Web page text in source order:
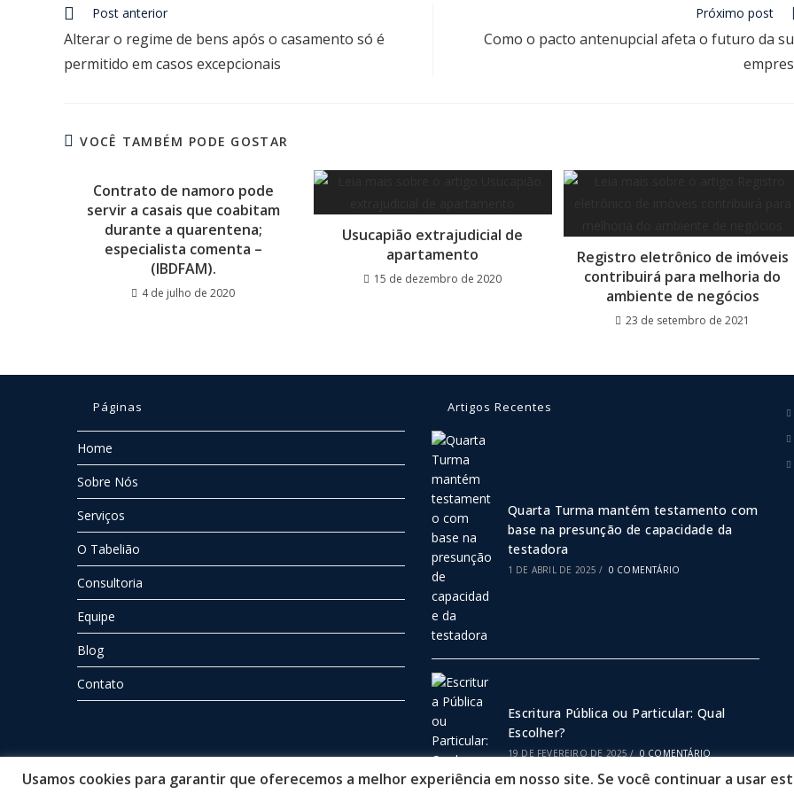
Post anterior
Alterar o regime de bens após o casamento só é
permitido em casos excepcionais
Próximo post
Como o pacto antenupcial afeta o futuro da
VOCÊ TAMBÉM PODE GOSTAR
Contrato de namoro pode
servir a casais que coabitam
durante a quarentena;
especialista comenta –
(IBDFAM).
4 de julho de 2020
Usucapião extrajudicial de
apartamento
15 de dezembro de 2020
Registro eletrônico de imóveis
contribuirá para melhoria do
ambiente de negócios
23 de setembro de 2021
Páginas
Home
Sobre Nós
Serviços
O Tabelião
Consultoria
Equipe
Blog
Contato
Artigos Recentes
Quarta Turma mantém testamento com
base na presunção de capacidade da
testadora
1 DE ABRIL DE 2025 / 0 COMENTÁRIO
Escritura Pública ou Particular: Qual
Escolher?
19 DE FEVEREIRO DE 2025 / 0 COMENTÁRIO
Usamos cookies para garantir que oferecemos a melhor experiência em nosso site. Se você continuar a usar